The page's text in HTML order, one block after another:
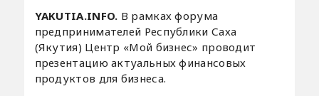
YAKUTIA.INFO. В рамках форума
предпринимателей Республики Саха
(Якутия) Центр «Мой бизнес» проводит
презентацию актуальных финансовых
продуктов для бизнеса.